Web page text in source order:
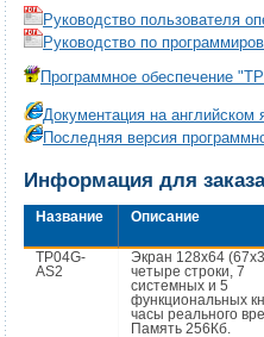
Руководство пользователя
Руководство по
Программное обеспечение
Документация на английском
Последняя версия
Информация для заказа
Название Описание
TP04G-
AS2
Экран 128х64
четыре строки, 7
системных и 5
функциональных
часы реального
Память 256Кб.